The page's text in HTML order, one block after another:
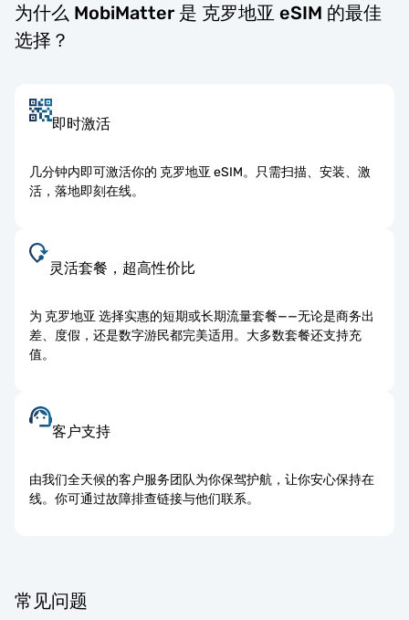
为什么 MobiMatter 是 克罗地亚 eSIM 的最佳
选择？
即时激活
几分钟内即可激活你的 克罗地亚 eSIM。只需扫描、安装、激
活，落地即刻在线。
灵活套餐，超高性价比
为 克罗地亚 选择实惠的短期或长期流量套餐——无论是商务出
差、度假，还是数字游民都完美适用。大多数套餐还支持充
值。
客户支持
由我们全天候的客户服务团队为你保驾护航，让你安心保持在
线。你可通过故障排查链接与他们联系。
常见问题